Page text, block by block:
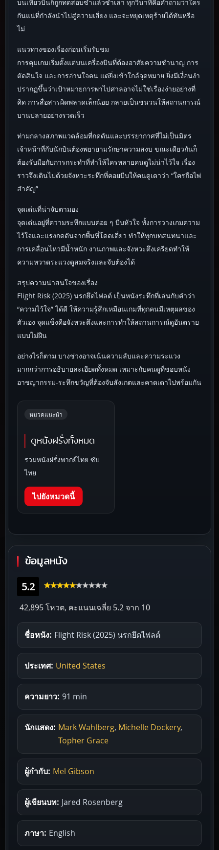
บนเที่ยวบินก็ถูกทดสอบซ้ำแล้วซ้ำเล่า ทุกวินาทีคือคำถามว่าใคร
กันแน่ที่กำลังนำไปสู่ความเสี่ยง และจะหยุดเหตุร้ายได้ทันหรือ
ไม่
แนวทางของเรื่องก่อนเริ่มรับชม
การคุมเกมเริ่มตั้งแต่บนเครื่องบินที่ต้องอาศัยความชำนาญ การ
ตัดสินใจ และการอ่านใจคน แต่ยิ่งเข้าใกล้จุดหมาย ยิ่งมีเงื่อนงำ
ปรากฏขึ้นว่าเป้าหมายการพาไปศาลอาจไม่ใช่เรื่องง่ายอย่างที่
คิด การสื่อสารผิดพลาดเล็กน้อย กลายเป็นชนวนให้สถานการณ์
บานปลายอย่างรวดเร็ว
ท่ามกลางสภาพแวดล้อมที่กดดันและบรรยากาศที่ไม่เป็นมิตร
เจ้าหน้าที่กับนักบินต้องพยายามรักษาความสงบ ขณะเดียวกันก็
ต้องรับมือกับการกระทำที่ทำให้ใครหลายคนดูไม่น่าไว้ใจ เรื่อง
ราวจึงเดินไปด้วยจังหวะระทึกที่คอยบีบให้คนดูเดาว่า “ใครถือไพ่
สำคัญ”
จุดเด่นที่น่าจับตามอง
จุดเด่นอยู่ที่ความระทึกแบบค่อย ๆ บีบหัวใจ ทั้งการวางเกมความ
ไว้ใจและแรงกดดันจากพื้นที่โดดเดี่ยว ทำให้ทุกบทสนทนาและ
การเคลื่อนไหวมีน้ำหนัก งานภาพและจังหวะตึงเครียดทำให้
ความหวาดระแวงดูสมจริงและจับต้องได้
สรุปความน่าสนใจของเรื่อง
Flight Risk (2025) นรกยึดไฟลต์ เป็นหนังระทึกที่เล่นกับคำว่า
“ความไว้ใจ” ได้ดี ให้ความรู้สึกเหมือนเกมที่ทุกคนมีเหตุผลของ
ตัวเอง จุดแข็งคือจังหวะตึงและการทำให้สถานการณ์ดูอันตราย
แบบไม่ฝืน
อย่างไรก็ตาม บางช่วงอาจเน้นความลับและความระแวง
มากกว่าการอธิบายละเอียดทั้งหมด เหมาะกับคนดูที่ชอบหนัง
อาชญากรรม-ระทึกขวัญที่ต้องจับสังเกตและคาดเดาไปพร้อมกัน
หมวดแนะนำ
ดูหนังฝรั่งทั้งหมด
รวมหนังฝรั่งพากย์ไทย ซับ
ไทย
ไปยังหมวดนี้
ข้อมูลหนัง
5.2
42,895 โหวต, คะแนนเฉลี่ย 5.2 จาก 10
ชื่อหนัง: Flight Risk (2025) นรกยึดไฟลต์
ประเทศ: United States
ความยาว: 91 min
นักแสดง: Mark Wahlberg, Michelle Dockery,
Topher Grace
ผู้กำกับ: Mel Gibson
ผู้เขียนบท: Jared Rosenberg
ภาษา: English